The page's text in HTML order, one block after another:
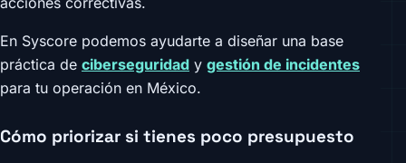
En Syscore podemos ayudarte a diseñar una base
práctica de ciberseguridad y gestión de incidentes
para tu operación en México.
Cómo priorizar si tienes poco presupuesto